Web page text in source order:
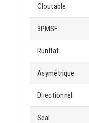
Cloutable
3PMSF
Runflat
Asymétrique
Directionnel
Seal